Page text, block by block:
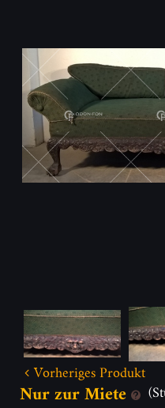
Vorheriges Produkt
Nur zur Miete